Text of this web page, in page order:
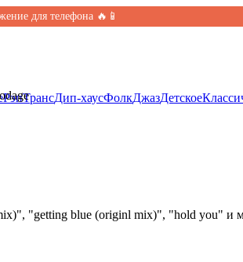
для телефона 🔥📱
РэпТрансДип-хаусФолкДжазДетское
"getting blue (originl mix)", "hold you"